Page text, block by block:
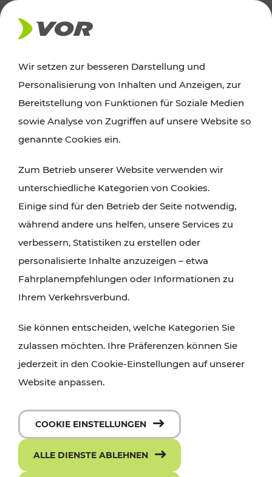
AKTUELLES
Ausflugstipps
Wien, Niederösterreich und das Burgenland
Wanderungen, Kultur und Gastronomie,
Radtouren oder purer Naturgenuss – viele
Attraktionen sind mit den Ticket- und Fahrplan-
Angeboten des VOR gut und schnell erreichbar.
Wir setzen zur besseren Darstellung und
Personalisierung von Inhalten und Anzeigen, zur
Bereitstellung von Funktionen für Soziale Medien
sowie Analyse von Zugriffen auf unsere Website so
genannte Cookies ein.
Zum Betrieb unserer Website verwenden wir
unterschiedliche Kategorien von Cookies.
Einige sind für den Betrieb der Seite notwendig,
während andere uns helfen, unsere Services zu
verbessern, Statistiken zu erstellen oder
personalisierte Inhalte anzuzeigen – etwa
Fahrplanempfehlungen oder Informationen zu
Ihrem Verkehrsverbund.
Sie können entscheiden, welche Kategorien Sie
zulassen möchten. Ihre Präferenzen können Sie
jederzeit in den Cookie-Einstellungen auf unserer
Website anpassen.
COOKIE EINSTELLUNGEN
ALLE DIENSTE ABLEHNEN